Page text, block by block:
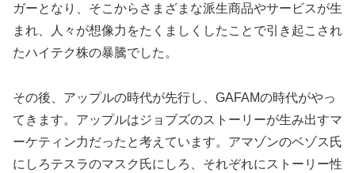
ガーとなり、そこからさまざまな派生商品やサービスが生
まれ、人々が想像力をたくましくしたことで引き起こされ
たハイテク株の暴騰でした。
その後、アップルの時代が先行し、GAFAMの時代がやっ
てきます。アップルはジョブズのストーリーが生み出すマ
ーケティン力だったと考えています。アマゾンのベゾス氏
にしろテスラのマスク氏にしろ、それぞれにストーリー性